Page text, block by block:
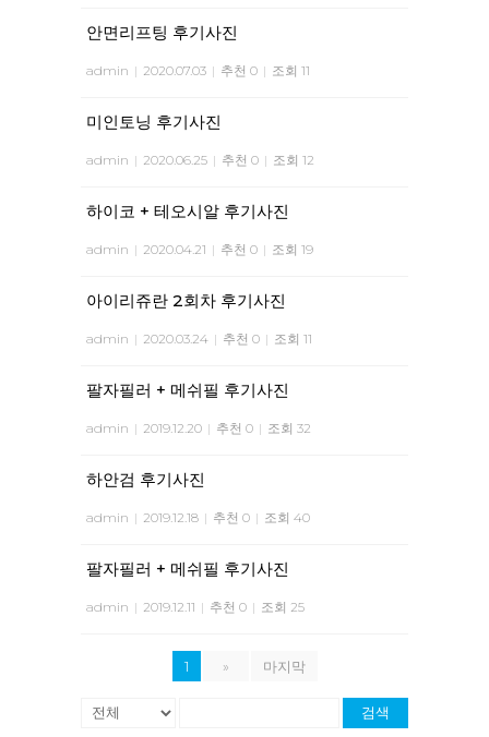
안면리프팅 후기사진
admin | 2020.07.03 | 추천 0 | 조회 11
미인토닝 후기사진
admin | 2020.06.25 | 추천 0 | 조회 12
하이코 + 테오시알 후기사진
admin | 2020.04.21 | 추천 0 | 조회 19
아이리쥬란 2회차 후기사진
admin | 2020.03.24 | 추천 0 | 조회 11
팔자필러 + 메쉬필 후기사진
admin | 2019.12.20 | 추천 0 | 조회 32
하안검 후기사진
admin | 2019.12.18 | 추천 0 | 조회 40
팔자필러 + 메쉬필 후기사진
admin | 2019.12.11 | 추천 0 | 조회 25
1 » 마지막
검색